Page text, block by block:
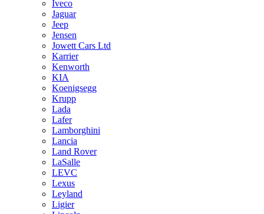
Iveco
Jaguar
Jeep
Jensen
Jowett Cars Ltd
Karrier
Kenworth
KIA
Koenigsegg
Krupp
Lada
Lafer
Lamborghini
Lancia
Land Rover
LaSalle
LEVC
Lexus
Leyland
Ligier